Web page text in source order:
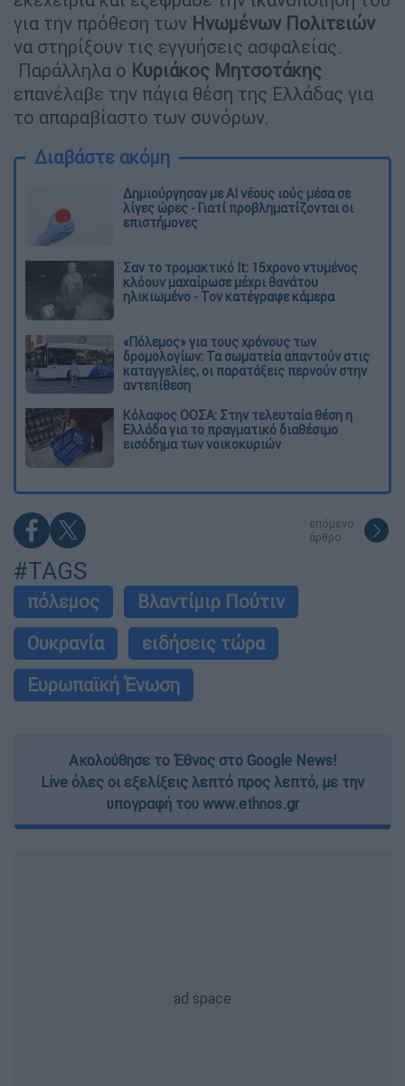
για την πρόθεση των Ηνωμένων Πολιτειών
να στηρίξουν τις εγγυήσεις ασφαλείας.
Παράλληλα ο Κυριάκος Μητσοτάκης
επανέλαβε την πάγια θέση της Ελλάδας για
το απαραβίαστο των συνόρων.
Διαβάστε ακόμη
Δημιούργησαν με AI νέους ιούς μέσα σε
λίγες ώρες - Γιατί προβληματίζονται οι
επιστήμονες
Σαν το τρομακτικό It: 15χρονο ντυμένος
κλόουν μαχαίρωσε μέχρι θανάτου
ηλικιωμένο - Τον κατέγραψε κάμερα
«Πόλεμος» για τους χρόνους των
δρομολογίων: Τα σωματεία απαντούν στις
καταγγελίες, οι παρατάξεις περνούν στην
αντεπίθεση
Κόλαφος ΟΟΣΑ: Στην τελευταία θέση η
Ελλάδα για το πραγματικό διαθέσιμο
εισόδημα των νοικοκυριών
επόμενο
άρθρο
#TAGS
πόλεμος
Βλαντίμιρ Πούτιν
Ουκρανία
ειδήσεις τώρα
Ευρωπαϊκή Ένωση
Ακολούθησε το Έθνος στο Google News!
Live όλες οι εξελίξεις λεπτό προς λεπτό, με την
υπογραφή του www.ethnos.gr